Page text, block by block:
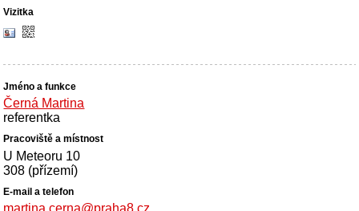
Černá Martina
referentka
U Meteoru 10
308 (přízemí)
martina.cerna@praha8.cz